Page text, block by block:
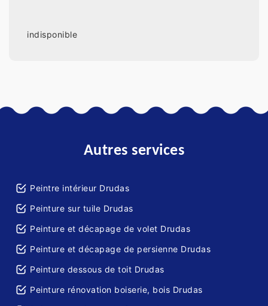
indisponible
Autres services
Peintre intérieur Drudas
Peinture sur tuile Drudas
Peinture et décapage de volet Drudas
Peinture et décapage de persienne Drudas
Peinture dessous de toit Drudas
Peinture rénovation boiserie, bois Drudas